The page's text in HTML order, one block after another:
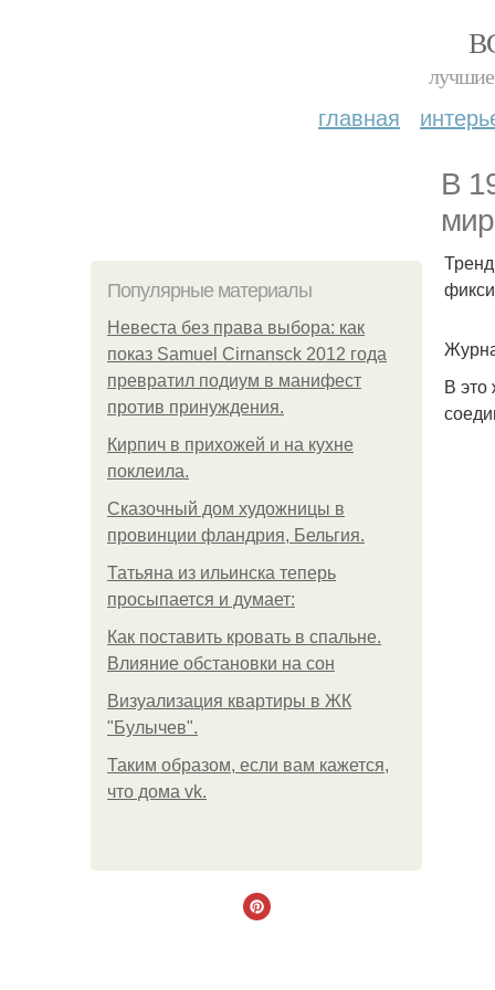
лучшие
главная
В
Популярные материалы
Невеста без права выбора: как
показ Samuel Cirnansck 2012 года
превратил подиум в манифест
против принуждения.
Кирпич в прихожей и на кухне
поклеила.
Сказочный дом художницы в
провинции фландрия, Бельгия.
Татьяна из ильинска теперь
просыпается и думает:
Как поставить кровать в спальне.
Влияние обстановки на сон
Визуализация квартиры в ЖК
"Булычев".
Таким образом, если вам кажется,
что дома vk.
В это